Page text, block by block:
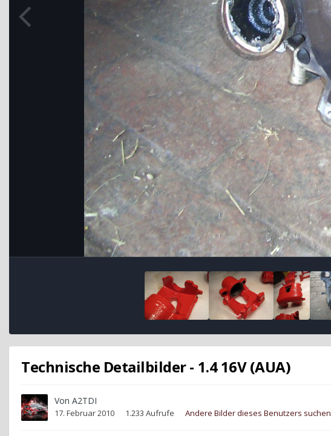
Technische Detailbilder - 1.4 16V (AUA)
Von A2TDI
17. Februar 2010 1.233 Aufrufe Andere Bilder dieses Benutzers suchen